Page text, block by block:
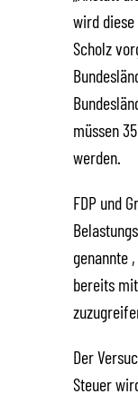
wird
Scholz
müssen
werden.
FDP und
genannte
bereits
Der
Steuer